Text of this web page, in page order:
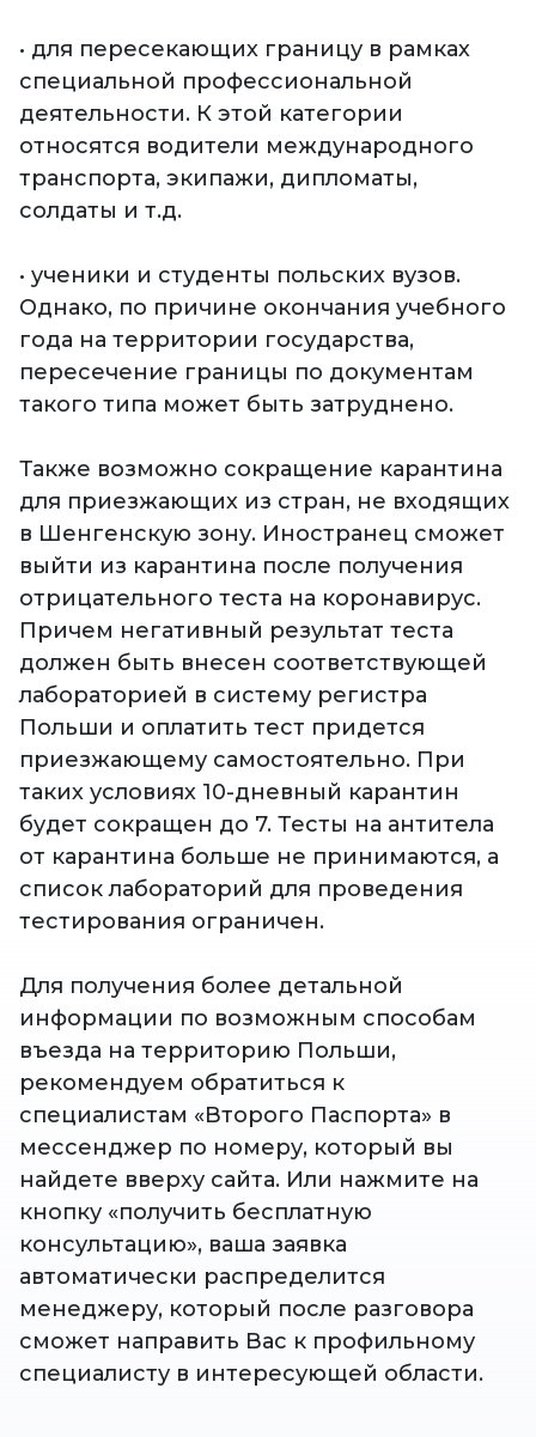
• для пересекающих границу в рамках
специальной профессиональной
деятельности. К этой категории
относятся водители международного
транспорта, экипажи, дипломаты,
солдаты и т.д.
• ученики и студенты польских вузов.
Однако, по причине окончания учебного
года на территории государства,
пересечение границы по документам
такого типа может быть затруднено.
Также возможно сокращение карантина
для приезжающих из стран, не входящих
в Шенгенскую зону. Иностранец сможет
выйти из карантина после получения
отрицательного теста на коронавирус.
Причем негативный результат теста
должен быть внесен соответствующей
лабораторией в систему регистра
Польши и оплатить тест придется
приезжающему самостоятельно. При
таких условиях 10-дневный карантин
будет сокращен до 7. Тесты на антитела
от карантина больше не принимаются, а
список лабораторий для проведения
тестирования ограничен.
Для получения более детальной
информации по возможным способам
въезда на территорию Польши,
рекомендуем обратиться к
специалистам «Второго Паспорта» в
мессенджер по номеру, который вы
найдете вверху сайта. Или нажмите на
кнопку «получить бесплатную
консультацию», ваша заявка
автоматически распределится
менеджеру, который после разговора
сможет направить Вас к профильному
специалисту в интересующей области.